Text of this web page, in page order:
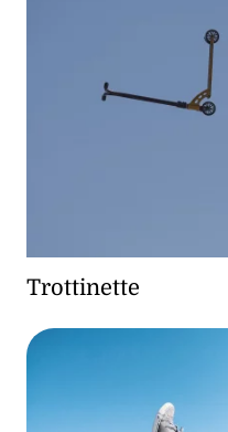
Trottinette